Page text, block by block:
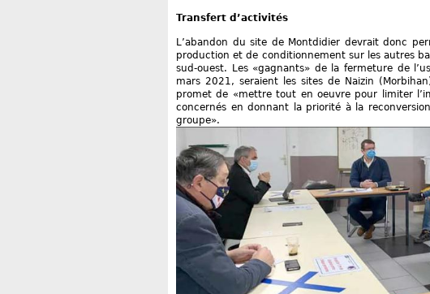
Transfert d’activités
L’abandon du site de Montdidier devrait donc
production et de conditionnement sur les autres
sud-ouest. Les «gagnants» de la fermeture de
mars 2021, seraient les sites de Naizin
promet de «mettre tout en oeuvre pour limiter
concernés en donnant la priorité à la
groupe».